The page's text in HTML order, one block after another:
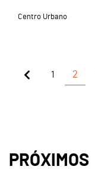
Centro Urbano
1 2
PRÓXIMOS